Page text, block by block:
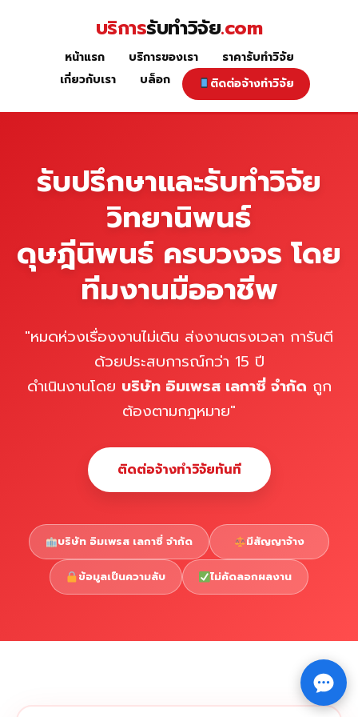
หน้าแรก
Copyright © 2026 รับทำวิจัย รับทำวิทยานิพนธ์ รับทำ⇧
บริการรับทำวิจัย.com
หน้าแรก บริการของเรา
ราคารับทำวิจัย
เกี่ยวกับเรา
บล็อก ติดต่อจ้างทำวิจัย
รับปรึกษาและรับทำวิจัย
วิทยานิพนธ์
ดุษฎีนิพนธ์ ครบวงจร โดย
ทีมงานมืออาชีพ
"หมดห่วงเรื่องงานไม่เดิน ส่งงานตรงเวลา การันตี
ด้วยประสบการณ์กว่า 15 ปี
ดำเนินงานโดย บริษัท อิมเพรส เลกาซี่ จำกัด ถูก
ต้องตามกฎหมาย"
ติดต่อจ้างทำวิจัยทันที
บริษัท อิมเพรส เลกาซี่ จำกัด มีสัญญาจ้าง
ข้อมูลเป็นความลับ ไม่คัดลอกผลงาน